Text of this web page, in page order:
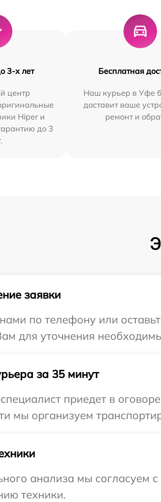
3-х лет
центр
Hiper и
до 3
Бесплатная
Наш курьер в Уфе
доставит ваше
ремонт и
заявки
по телефону или
для уточнения
за 35 минут
приедет в
мы организуем
анализа мы согласуем
техники.